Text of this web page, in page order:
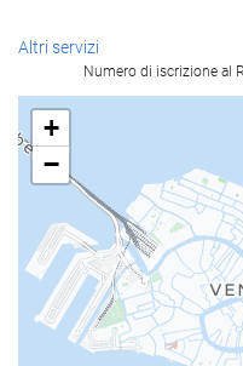
Pasto e bevanda
Bar
caffetteria sul posto
Servizio di
reception 24 ore su 24
deposito bagagli
Altri servizi
Numero di iscrizione al
+
−